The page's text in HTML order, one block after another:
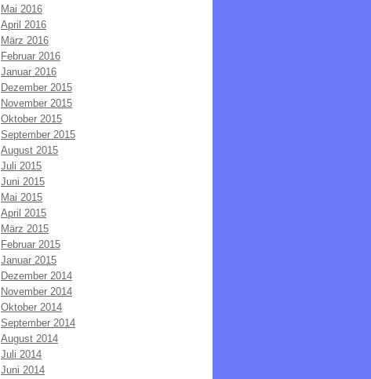
Mai 2016
April 2016
März 2016
Februar 2016
Januar 2016
Dezember 2015
November 2015
Oktober 2015
September 2015
August 2015
Juli 2015
Juni 2015
Mai 2015
April 2015
März 2015
Februar 2015
Januar 2015
Dezember 2014
November 2014
Oktober 2014
September 2014
August 2014
Juli 2014
Juni 2014